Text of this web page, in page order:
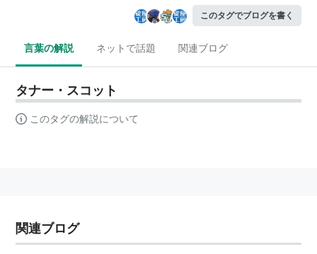
このタグでブログを書く
言葉の解説 ネットで話題 関連ブログ
タナー・スコット
このタグの解説について
関連ブログ